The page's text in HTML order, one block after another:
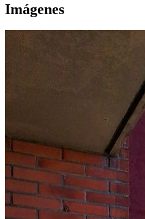
Imágenes